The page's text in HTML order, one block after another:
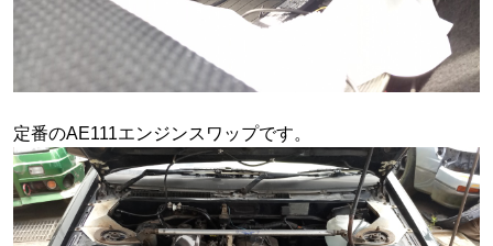
定番のAE111エンジンスワップです。